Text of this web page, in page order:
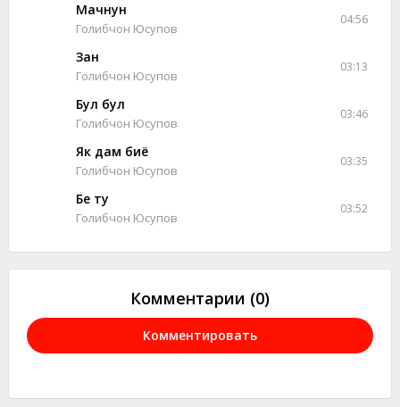
Мачнун
Голибчон Юсупов
04:56
Зан
Голибчон Юсупов
03:13
Бул бул
Голибчон Юсупов
03:46
Як дам биё
Голибчон Юсупов
03:35
Бе ту
Голибчон Юсупов
03:52
Комментарии (0)
Комментировать